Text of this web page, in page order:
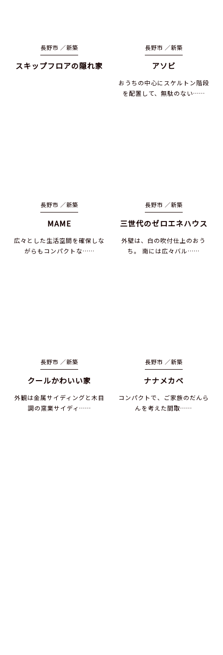
長野市 ／新築
スキップフロアの隠れ家
長野市 ／新築
アソビ
おうちの中心にスケルトン階段
を配置して、無駄のない……
長野市 ／新築
MAME
広々とした生活空間を確保しな
がらもコンパクトな……
長野市 ／新築
三世代のゼロエネハウス
外壁は、白の吹付仕上のおう
ち。 南には広々バル……
長野市 ／新築
クールかわいい家
外観は金属サイディングと木目
調の窯業サイディ……
長野市 ／新築
ナナメカベ
コンパクトで、ご家族のだんら
んを考えた間取……